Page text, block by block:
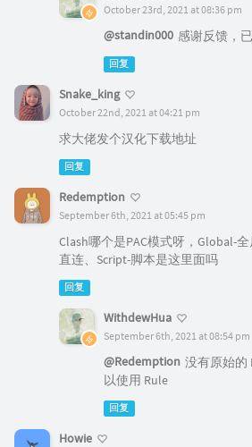
October 23rd, 2021 at 08:36 pm
@standin000 感谢反馈，
回复
Snake_king
October 22nd, 2021 at 04:21 pm
求大佬发个汉化下载地址
回复
Redemption
September 6th, 2021 at 05:45 pm
Clash哪个是PAC模式呀，Global-
直连、Script-脚本是这里面吗
回复
WithdewHua
September 6th, 2021 at 08:54 pm
@Redemption 没有原始的
以使用 Rule
回复
Howie